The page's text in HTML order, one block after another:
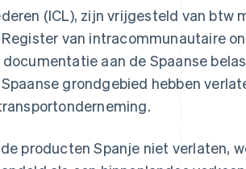
(ICL), zijn vrijgesteld van btw
van intracommunautaire
documentatie aan de Spaanse
grondgebied hebben
producten Spanje niet verlaten,